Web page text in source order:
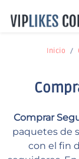
Inicio
Comprar
paquetes de
con el fin